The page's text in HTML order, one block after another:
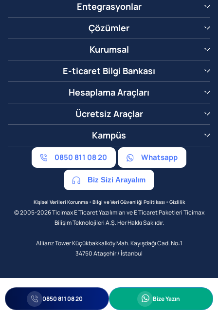
Entegrasyonlar
Çözümler
Kurumsal
E-ticaret Bilgi Bankası
Hesaplama Araçları
Ücretsiz Araçlar
Kampüs
0850 811 08 20 Whatsapp
Biz Sizi Arayalım
Kişisel Verileri Korunma•Bilgi ve Veri Güvenliği Politikası •Gizlilik
© 2005-2026 Ticimax E Ticaret Yazılımları ve E Ticaret Paketleri Ticimax
Bilişim Teknolojileri A.Ş. Her Hakkı Saklıdır.
Allianz Tower Küçükbakkalköy Mah. Kayışdağı Cad. No:1
34750 Ataşehir / İstanbul
Bize Yazın
0850 811 08 20